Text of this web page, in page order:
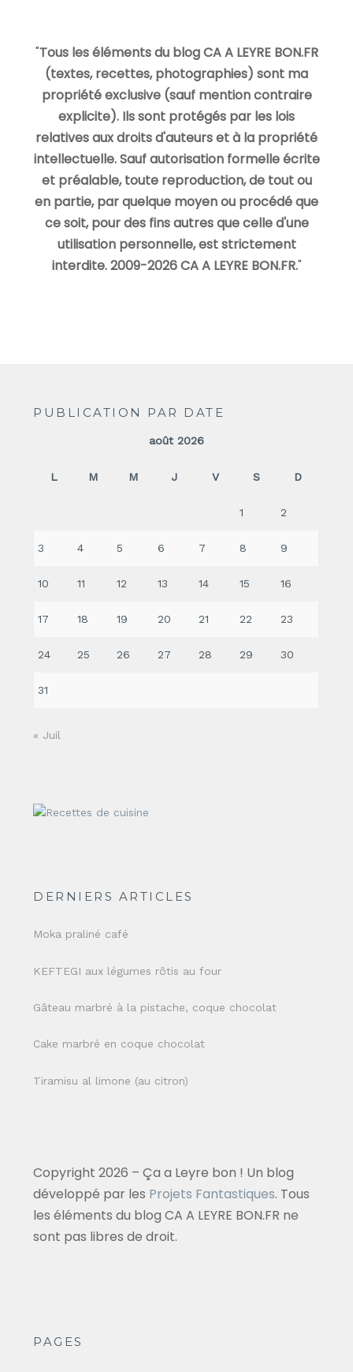
"Tous les éléments du blog CA A LEYRE BON.FR
(textes, recettes, photographies) sont ma
propriété exclusive (sauf mention contraire
explicite). Ils sont protégés par les lois
relatives aux droits d'auteurs et à la propriété
intellectuelle. Sauf autorisation formelle écrite
et préalable, toute reproduction, de tout ou
en partie, par quelque moyen ou procédé que
ce soit, pour des fins autres que celle d'une
utilisation personnelle, est strictement
interdite. 2009-2026 CA A LEYRE BON.FR."
PUBLICATION PAR DATE
août 2026
L M M J V S D
1 2
3 4 5 6 7 8 9
10 11 12 13 14 15 16
17 18 19 20 21 22 23
24 25 26 27 28 29 30
31
« Juil
DERNIERS ARTICLES
Moka praliné café
KEFTEGI aux légumes rôtis au four
Gâteau marbré à la pistache, coque chocolat
Cake marbré en coque chocolat
Tiramisu al limone (au citron)
Copyright 2026 – Ça a Leyre bon ! Un blog
développé par les Projets Fantastiques. Tous
les éléments du blog CA A LEYRE BON.FR ne
sont pas libres de droit.
PAGES